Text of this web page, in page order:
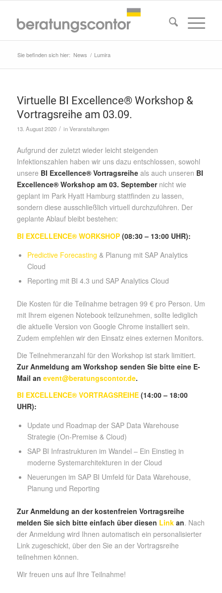
Sie befinden sich hier: News / Lumira
Virtuelle BI Excellence® Workshop &
Vortragsreihe am 03.09.
13. August 2020 / inVeranstaltungen
Aufgrund der zuletzt wieder leicht steigenden
Infektionszahlen haben wir uns dazu entschlossen, sowohl
unsere BI Excellence® Vortragsreiheals auch unseren BI
Excellence® Workshop am 03. Septembernicht wie
geplant im Park Hyatt Hamburg stattfinden zu lassen,
sondern diese ausschließlich virtuell durchzuführen. Der
geplante Ablauf bleibt bestehen:
BI EXCELLENCE® WORKSHOP(08:30 – 13:00 UHR):
Predictive Forecasting & Planung mit SAP Analytics
Cloud
Reporting mit BI 4.3 und SAP Analytics Cloud
Die Kosten für die Teilnahme betragen 99 € pro Person. Um
mit Ihrem eigenen Notebook teilzunehmen, sollte lediglich
die aktuelle Version von Google Chrome installiert sein.
Zudem empfehlen wir den Einsatz eines externen Monitors.
Die Teilnehmeranzahl für den Workshop ist stark limitiert.
Zur Anmeldung am Workshop senden Sie bitte eine E-
Mail an event@beratungscontor.de.
BI EXCELLENCE® VORTRAGSREIHE(14:00 – 18:00
UHR):
Update und Roadmap der SAP Data Warehouse
Strategie (On-Premise & Cloud)
SAP BI Infrastrukturen im Wandel – Ein Einstieg in
moderne Systemarchitekturen in der Cloud
Neuerungen im SAP BI Umfeld für Data Warehouse,
Planung und Reporting
Zur Anmeldung an der kostenfreien Vortragsreihe
melden Sie sich bitte einfach über diesen Linkan. Nach
der Anmeldung wird Ihnen automatisch ein personalisierter
Link zugeschickt, über den Sie an der Vortragsreihe
teilnehmen können.
Wir freuen uns auf Ihre Teilnahme!